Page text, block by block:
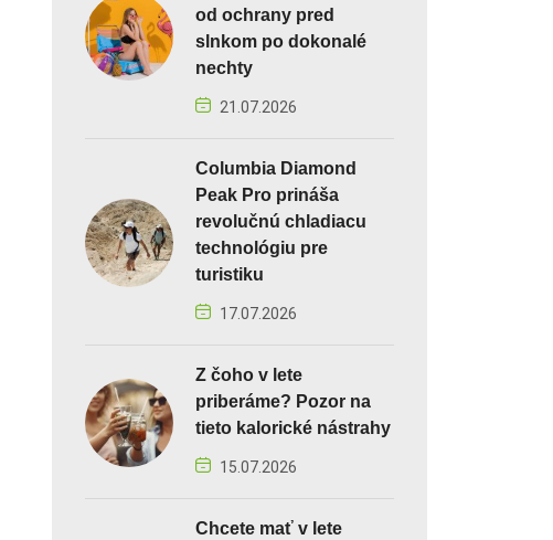
od ochrany pred
slnkom po dokonalé
nechty
21.07.2026
Columbia Diamond
Peak Pro prináša
revolučnú chladiacu
technológiu pre
turistiku
17.07.2026
Z čoho v lete
priberáme? Pozor na
tieto kalorické nástrahy
15.07.2026
Chcete mať v lete